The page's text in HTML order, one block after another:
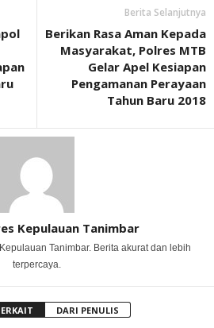
Berita Selanjutnya
Berikan Rasa Aman Kepada
Masyarakat, Polres MTB
Gelar Apel Kesiapan
Pengamanan Perayaan
Tahun Baru 2018
Kepulauan Tanimbar
Tanimbar. Berita akurat dan lebih
terpercaya.
DARI PENULIS